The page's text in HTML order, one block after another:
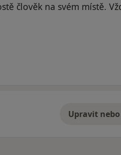
člověk na svém místě.
Hreusová Marie
Upravit